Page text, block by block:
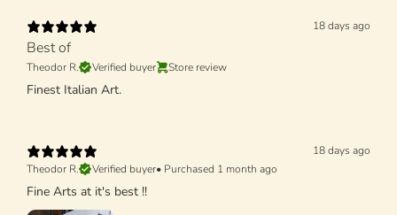
18 days ago
Best of
Theodor R. Verified buyer Store review
Finest Italian Art.
18 days ago
Theodor R.
Verified buyer• Purchased 1 month ago
Fine Arts at it's best !!